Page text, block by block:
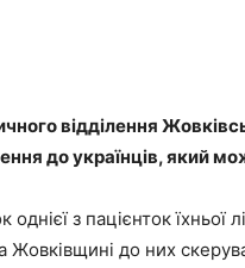
відділення
до українців, який
з пацієнток їхньої
Жовківщині до них